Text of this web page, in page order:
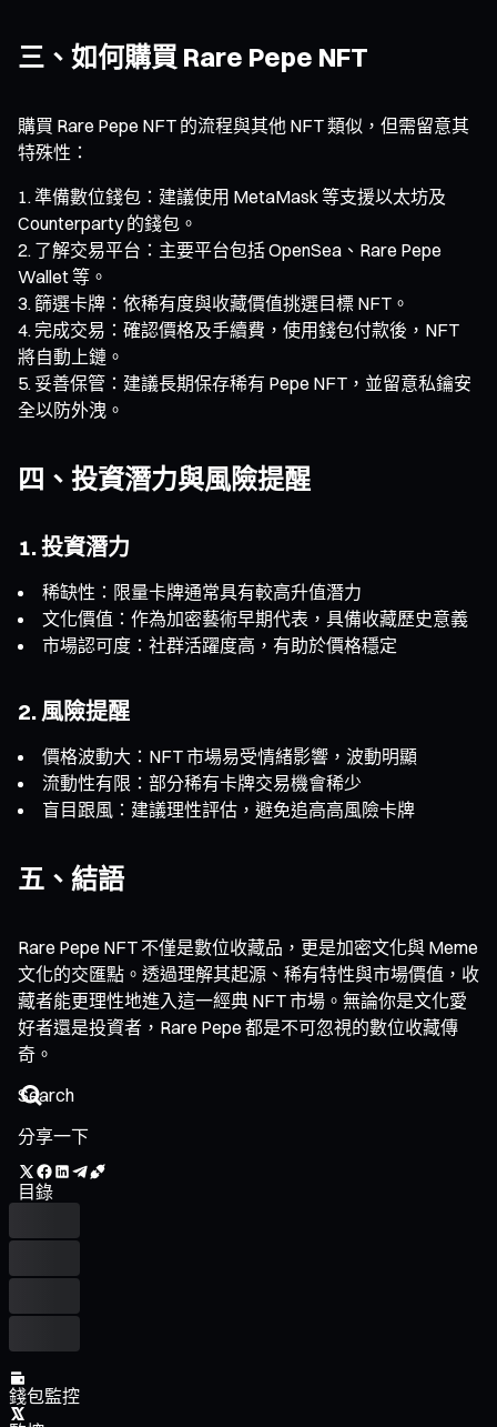
三、如何購買 Rare Pepe NFT
購買 Rare Pepe NFT 的流程與其他 NFT 類似，但需留意其
特殊性：
準備數位錢包：建議使用 MetaMask 等支援以太坊及
Counterparty 的錢包。
了解交易平台：主要平台包括 OpenSea、Rare Pepe
Wallet 等。
篩選卡牌：依稀有度與收藏價值挑選目標 NFT。
完成交易：確認價格及手續費，使用錢包付款後，NFT
將自動上鏈。
妥善保管：建議長期保存稀有 Pepe NFT，並留意私鑰安
全以防外洩。
四、投資潛力與風險提醒
1. 投資潛力
稀缺性：限量卡牌通常具有較高升值潛力
文化價值：作為加密藝術早期代表，具備收藏歷史意義
市場認可度：社群活躍度高，有助於價格穩定
2. 風險提醒
價格波動大：NFT 市場易受情緒影響，波動明顯
流動性有限：部分稀有卡牌交易機會稀少
盲目跟風：建議理性評估，避免追高高風險卡牌
五、結語
Rare Pepe NFT 不僅是數位收藏品，更是加密文化與 Meme
文化的交匯點。透過理解其起源、稀有特性與市場價值，收
藏者能更理性地進入這一經典 NFT 市場。無論你是文化愛
好者還是投資者，Rare Pepe 都是不可忽視的數位收藏傳
奇。
分享一下
目錄
錢包監控